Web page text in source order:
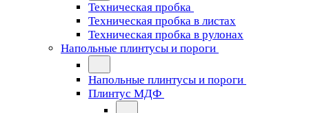
Техническая пробка
Техническая пробка в листах
Техническая пробка в рулонах
Напольные плинтусы и пороги
Напольные плинтусы и пороги
Плинтус МДФ